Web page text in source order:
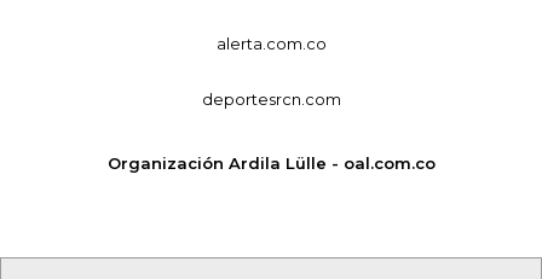
alerta.com.co
deportesrcn.com
Organización Ardila Lülle - oal.com.co